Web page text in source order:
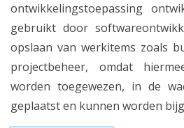
ontwikkelingstoepassing
gebruikt door
opslaan van werkitems zoals
projectbeheer, omdat
worden toegewezen, in de
geplaatst en kunnen worden